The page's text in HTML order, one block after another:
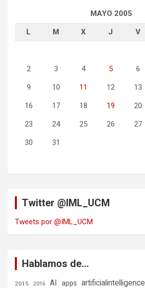
MAYO 2005
L M X J V
2 3 4 5 6
9 10 11 12 13
16 17 18 19 20
23 24 25 26 27
30 31
Twitter @IML_UCM
Tweets por @IML_UCM
Hablamos de…
2015 2016 AI apps artificialintelligence